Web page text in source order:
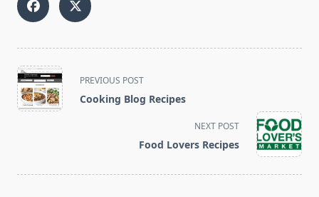
<span
class="nav-
subtitle
PREVIOUS POST
Cooking Blog Recipes
NEXT POST
Food Lovers Recipes